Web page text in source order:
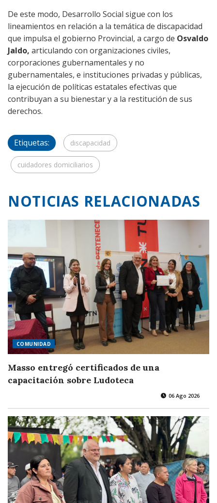
De este modo, Desarrollo Social sigue con los
lineamientos en relación a la temática de discapacidad
que impulsa el gobierno Provincial, a cargo de Osvaldo
Jaldo, articulando con organizaciones civiles,
corporaciones gubernamentales y no
gubernamentales, e instituciones privadas y públicas,
la ejecución de políticas estatales efectivas que
contribuyan a su bienestar y a la restitución de sus
derechos.
Etiquetas: discapacidad
cuidadores domiciliarios
NOTICIAS RELACIONADAS
COMUNIDAD
Masso entregó certificados de una
capacitación sobre Ludoteca
06 Ago 2026